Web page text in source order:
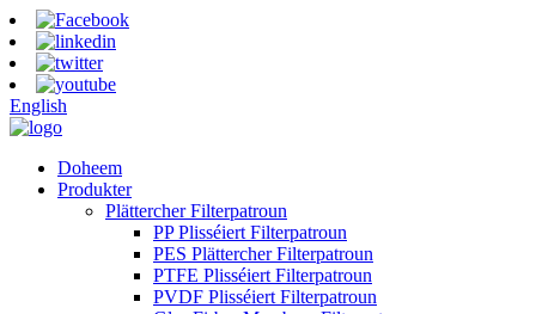
English
Doheem
Produkter
Plättercher Filterpatroun
PP Plisséiert Filterpatroun
PES Plättercher Filterpatroun
PTFE Plisséiert Filterpatroun
PVDF Plisséiert Filterpatroun